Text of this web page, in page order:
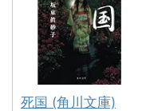
死国 (角川文庫)